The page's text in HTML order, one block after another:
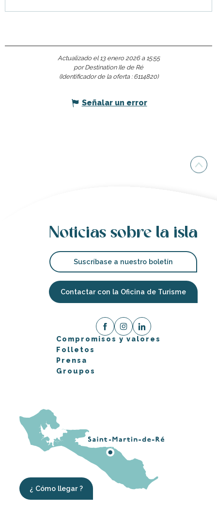
Actualizado el 13 enero 2026 a 15:55
por Destination Ile de Ré
(Identificador de la oferta : 6114820)
Señalar un error
Noticias sobre la isla
Suscríbase a nuestro boletín
Contactar con la Oficina de Turisme
Compromisos y valores
Folletos
Prensa
Groupos
¿ Cómo llegar ?